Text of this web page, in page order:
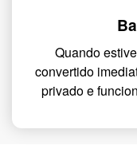
Quando
convertido
privado e